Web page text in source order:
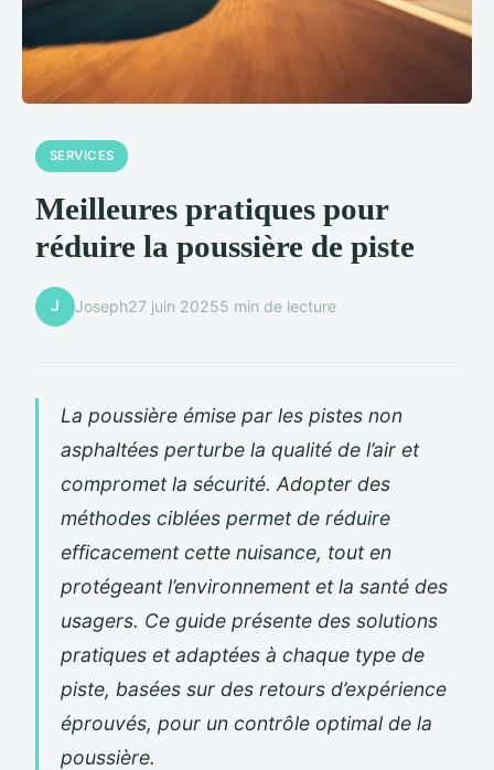
SERVICES
Meilleures pratiques pour
réduire la poussière de piste
J Joseph27 juin 20255 min de lecture
La poussière émise par les pistes non
asphaltées perturbe la qualité de l’air et
compromet la sécurité. Adopter des
méthodes ciblées permet de réduire
efficacement cette nuisance, tout en
protégeant l’environnement et la santé des
usagers. Ce guide présente des solutions
pratiques et adaptées à chaque type de
piste, basées sur des retours d’expérience
éprouvés, pour un contrôle optimal de la
poussière.